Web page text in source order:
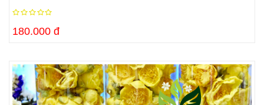
180.000 đ